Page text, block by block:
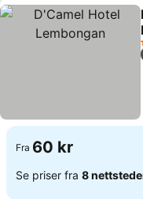
Fra 60 kr
Se priser fra 8